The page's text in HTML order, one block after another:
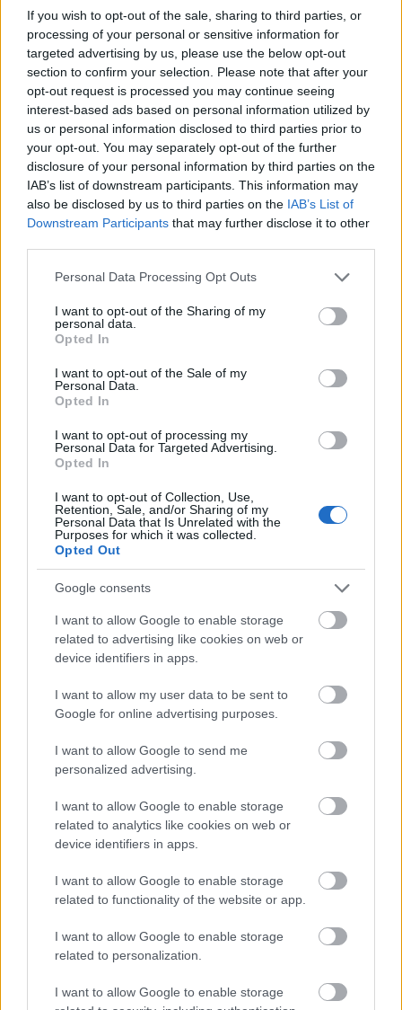
If you wish to opt-out of the sale, sharing to third parties, or
processing of your personal or sensitive information for
targeted advertising by us, please use the below opt-out
section to confirm your selection. Please note that after your
opt-out request is processed you may continue seeing
interest-based ads based on personal information utilized by
us or personal information disclosed to third parties prior to
your opt-out. You may separately opt-out of the further
disclosure of your personal information by third parties on the
IAB’s list of downstream participants. This information may
also be disclosed by us to third parties on the IAB’s List of
Downstream Participants that may further disclose it to other
Please note that this website/app uses one or more Google
not limited to your visit or usage behaviour. You may click to
grant or deny consent to Google and its third-party tags to
use your data for below specified purposes in below Google
consent section.
Personal Data Processing Opt Outs
I want to opt-out of the Sharing of my
personal data.
Opted In
I want to opt-out of the Sale of my
Personal Data.
Opted In
I want to opt-out of processing my
Personal Data for Targeted Advertising.
Opted In
I want to opt-out of Collection, Use,
Retention, Sale, and/or Sharing of my
Personal Data that Is Unrelated with the
Purposes for which it was collected.
Opted Out
Google consents
I want to allow Google to enable storage
related to advertising like cookies on web or
device identifiers in apps.
I want to allow my user data to be sent to
Google for online advertising purposes.
I want to allow Google to send me
personalized advertising.
I want to allow Google to enable storage
related to analytics like cookies on web or
device identifiers in apps.
I want to allow Google to enable storage
related to functionality of the website or app.
I want to allow Google to enable storage
related to personalization.
I want to allow Google to enable storage
ΑΝΑΤΟΛΙΚΗ ΣΤΕΡΕΑ, ΕΥΒΟΙΑ,
ΑΝΑΤΟΛΙΚΗ ΠΕΛΟΠΟΝΝΗΣΟΣ
Καιρός: Νεφώσεις παροδικά αυξημένες με τοπικές
Ανεμοι: Αρχικά μεταβλητοί 3 με 4 στρεφόμενοι
βαθμιαία σε νότιους νοτιοανατολικούς 4 με 5, στα
θαλάσσια παραθαλάσσια τοπικά έως 6 μποφόρ.
Θερμοκρασία: Από 11 έως 23 βαθμούς Κελσίου.
ΘΕΣΣΑΛΙΑ